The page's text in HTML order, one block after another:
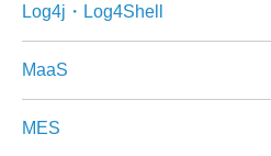
Log4j・Log4Shell
MaaS
MES